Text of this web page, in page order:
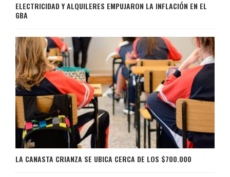
ELECTRICIDAD Y ALQUILERES EMPUJARON LA INFLACIÓN EN EL
GBA
LA CANASTA CRIANZA SE UBICA CERCA DE LOS $700.000